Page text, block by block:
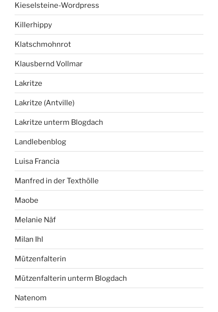
Kieselsteine-Wordpress
Killerhippy
Klatschmohnrot
Klausbernd Vollmar
Lakritze
Lakritze (Antville)
Lakritze unterm Blogdach
Landlebenblog
Luisa Francia
Manfred in der Texthölle
Maobe
Melanie Näf
Milan Ihl
Mützenfalterin
Mützenfalterin unterm Blogdach
Natenom